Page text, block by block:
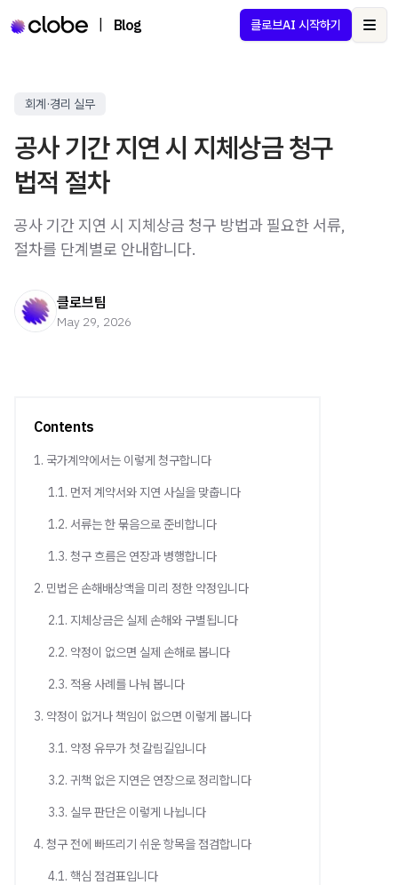
Blog 클로브AI 시작하기
회계·경리 실무
공사 기간 지연 시 지체상금 청구
법적 절차
공사 기간 지연 시 지체상금 청구 방법과 필요한 서류,
절차를 단계별로 안내합니다.
클로브팀
May 29, 2026
Contents
1. 국가계약에서는 이렇게 청구합니다
1.1. 먼저 계약서와 지연 사실을 맞춥니다
1.2. 서류는 한 묶음으로 준비합니다
1.3. 청구 흐름은 연장과 병행합니다
2. 민법은 손해배상액을 미리 정한 약정입니다
2.1. 지체상금은 실제 손해와 구별됩니다
2.2. 약정이 없으면 실제 손해로 봅니다
2.3. 적용 사례를 나눠 봅니다
3. 약정이 없거나 책임이 없으면 이렇게 봅니다
3.1. 약정 유무가 첫 갈림길입니다
3.2. 귀책 없은 지연은 연장으로 정리합니다
3.3. 실무 판단은 이렇게 나뉩니다
4. 청구 전에 빠뜨리기 쉬운 항목을 점검합니다
4.1. 핵심 점검표입니다